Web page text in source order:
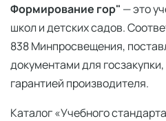
Формирование гор" — это
школ и детских садов.
838 Минпросвещения,
документами для
гарантией производителя.
Каталог «Учебного